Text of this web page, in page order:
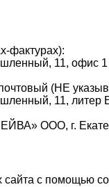
фактурах):
11, офис 1
(НЕ
11, литер
ООО, г.
сайта с помощью